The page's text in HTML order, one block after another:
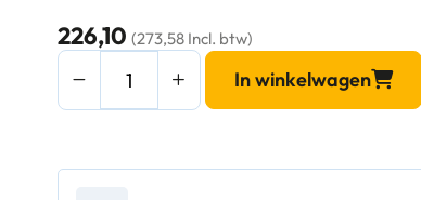
226,10(273,58 Incl. btw)
Afvalbak
In winkelwagen